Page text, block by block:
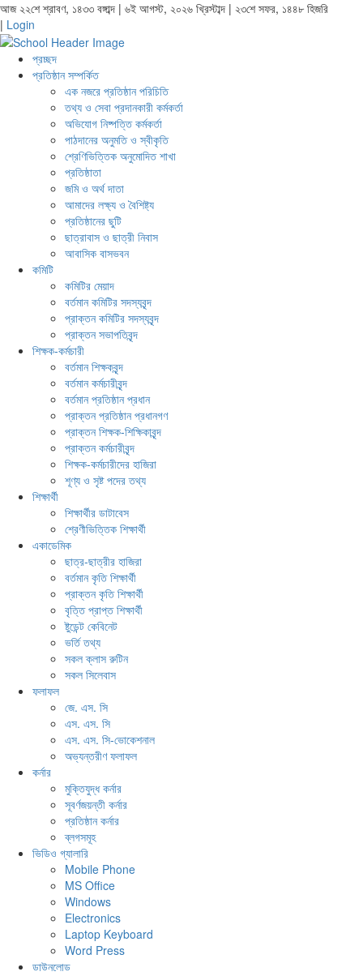
আজ ২২শে শ্রাবণ, ১৪৩৩ বঙ্গাব্দ | ৬ই আগস্ট, ২০২৬ খ্রিস্টাব্দ | ২৩শে সফর, ১৪৪৮ হিজরি
| Login
প্রচ্ছদ
প্রতিষ্ঠান সম্পর্কিত
এক নজরে প্রতিষ্ঠান পরিচিতি
তথ্য ও সেবা প্রদানকারী কর্মকর্তা
অভিযোগ নিষ্পত্তি কর্মকর্তা
পাঠদানের অনুমতি ও স্বীকৃতি
শ্রেণিভিত্তিক অনুমোদিত শাখা
প্রতিষ্ঠাতা
জমি ও অর্থ দাতা
আমাদের লক্ষ্য ও বৈশিষ্ট্য
প্রতিষ্ঠানের ছুটি
ছাত্রাবাস ও ছাত্রী নিবাস
আবাসিক বাসভবন
কমিটি
কমিটির মেয়াদ
বর্তমান কমিটির সদস্যবৃন্দ
প্রাক্তন কমিটির সদস্যবৃন্দ
প্রাক্তন সভাপতিবৃন্দ
শিক্ষক-কর্মচারী
বর্তমান শিক্ষকবৃন্দ
বর্তমান কর্মচারীবৃন্দ
বর্তমান প্রতিষ্ঠান প্রধান
প্রাক্তন প্রতিষ্ঠান প্রধানগণ
প্রাক্তন শিক্ষক-শিক্ষিকাবৃন্দ
প্রাক্তন কর্মচারীবৃন্দ
শিক্ষক-কর্মচারীদের হাজিরা
শূণ্য ও সৃষ্ট পদের তথ্য
শিক্ষার্থী
শিক্ষার্থীর ডাটাবেস
শ্রেণীভিত্তিক শিক্ষার্থী
একাডেমিক
ছাত্র-ছাত্রীর হাজিরা
বর্তমান কৃতি শিক্ষার্থী
প্রাক্তন কৃতি শিক্ষার্থী
বৃত্তি প্রাপ্ত শিক্ষার্থী
ষ্টুডেন্ট কেবিনেট
ভর্তি তথ্য
সকল ক্লাস রুটিন
সকল সিলেবাস
ফলাফল
জে. এস. সি
এস. এস. সি
এস. এস. সি-ভোকেশনাল
অভ্যন্তরীণ ফলাফল
কর্নার
মুক্তিযুদ্ধ কর্নার
সূবর্ণজয়ন্তী কর্নার
প্রতিষ্ঠান কর্নার
ব্লগসমূহ
ভিডিও গ্যালারি
Mobile Phone
MS Office
Windows
Electronics
Laptop Keyboard
Word Press
ডাউনলোড